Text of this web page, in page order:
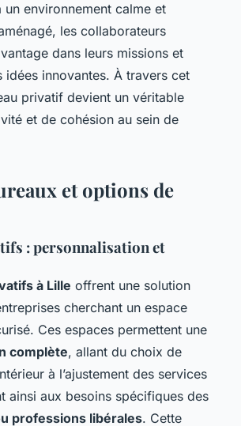
un environnement calme et
les collaborateurs
dans leurs missions et
idées innovantes. À travers cet
privatif devient un véritable
et de cohésion au sein de
et options de
: personnalisation et
à Lille offrent une solution
cherchant un espace
Ces espaces permettent une
complète, allant du choix de
à l’ajustement des services
ainsi aux besoins spécifiques des
professions libérales. Cette